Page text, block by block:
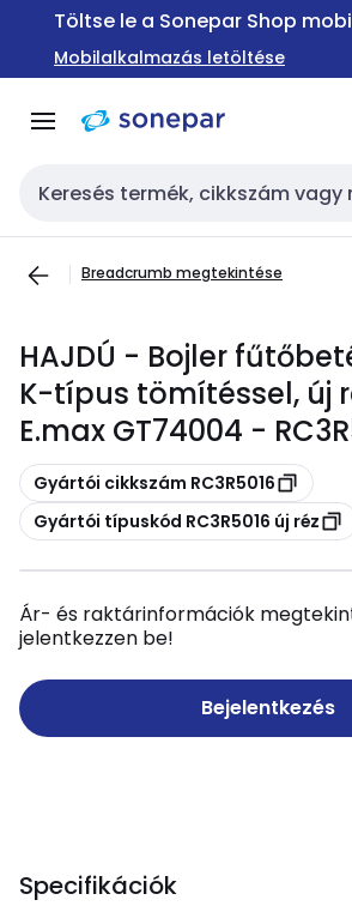
Ugrás a
Ugrás a
tartalomra
Töltse le a Sonepar Shop
Mobilalkalmazás letöltése
Keresési bemenet
Breadcrumb megtekintése
HAJDÚ - Bojler
K-típus tömítéssel, új
E.max GT74004 -
Másolás
Gyártói cikkszám RC3R5016
Másolás
Gyártói típuskód RC3R5016 új réz
Ár- és raktárinformációk
jelentkezzen be!
Bejelentkezés
Specifikációk